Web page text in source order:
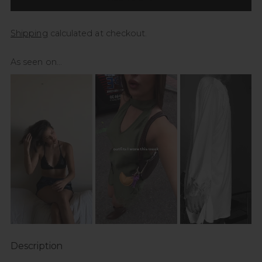
Shipping calculated at checkout.
As seen on...
Description